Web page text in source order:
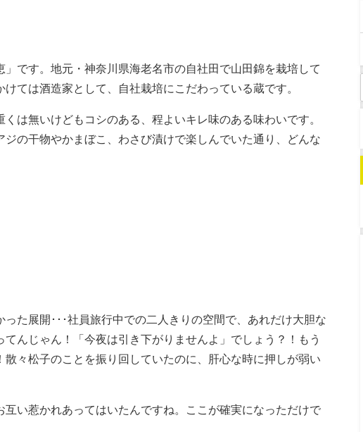
です。地元・神奈川県海老名市の自社田で山田錦を栽培して
ては酒造家として、自社栽培にこだわっている蔵です。
は無いけどもコシのある、程よいキレ味のある味わいです。
の干物やかまぼこ、わさび漬けで楽しんでいた通り、どんな
た展開･･･社員旅行中での二人きりの空間で、あれだけ大胆な
んじゃん！「今夜は引き下がりませんよ」でしょう？！もう
々松子のことを振り回していたのに、肝心な時に押しが弱い
い惹かれあってはいたんですね。ここが確実になっただけで